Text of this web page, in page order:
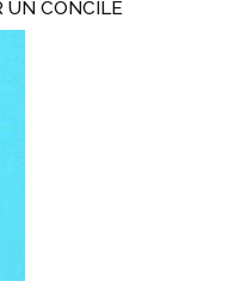
UN CONCILE